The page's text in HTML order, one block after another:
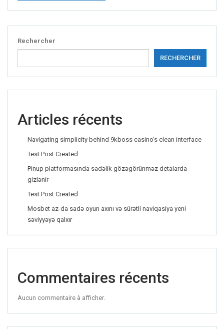
Rechercher
RECHERCHER
Articles récents
Navigating simplicity behind 9kboss casino’s clean interface
Test Post Created
Pinup platformasında sadəlik gözəgörünməz detalarda
gizlənir
Test Post Created
Mosbet az-da sadə oyun axını və sürətli naviqasiya yeni
səviyyəyə qalxır
Commentaires récents
Aucun commentaire à afficher.